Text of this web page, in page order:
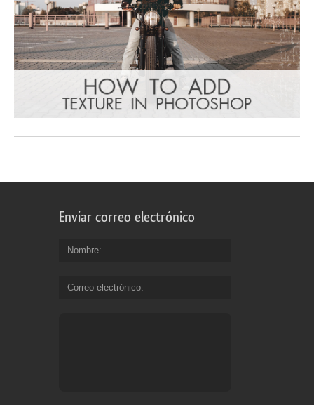
Enviar correo electrónico
Nombre
Correo electrónico